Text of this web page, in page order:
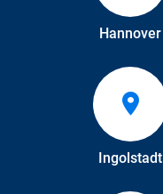
Hannover
Ingolstadt